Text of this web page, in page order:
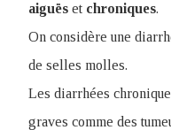
aiguës et chroniques.
On considère une
de selles molles.
Les diarrhées
graves comme des